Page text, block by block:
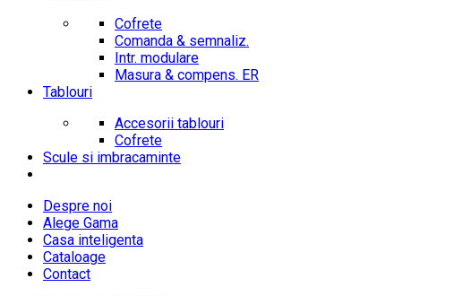
Cofrete
Comanda & semnaliz.
Intr. modulare
Masura & compens. ER
Tablouri
Accesorii tablouri
Cofrete
Scule si imbracaminte
Despre noi
Alege Gama
Casa inteligenta
Cataloage
Contact